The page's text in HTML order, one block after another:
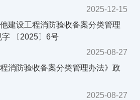
2025-12-15
建设工程消防验收备案分类管理
〔2025〕6号
2025-08-27
消防验收备案分类管理办法》政
2025-08-27